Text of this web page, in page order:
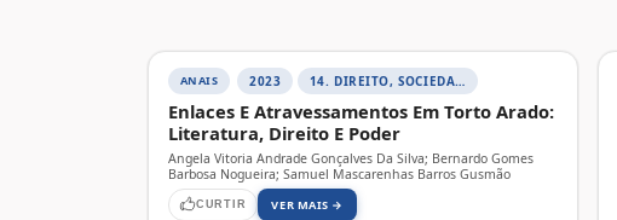
ANAIS 2023 14. DIREITO, SOCIEDADE E CONTEMPORANEIDADE
Enlaces E Atravessamentos Em Torto Arado:
Literatura, Direito E Poder
Angela Vitoria Andrade Gonçalves Da Silva; Bernardo Gomes
Barbosa Nogueira; Samuel Mascarenhas Barros Gusmão
CURTIR VER MAIS →